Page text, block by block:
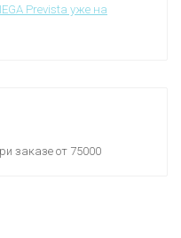
Prevista уже на
заказе от 75000